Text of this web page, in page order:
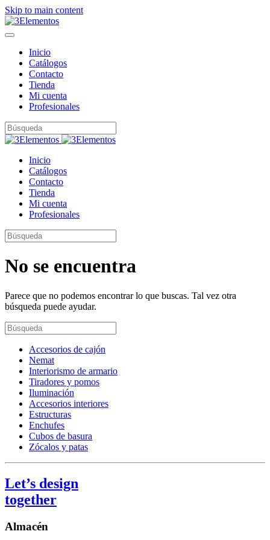
Skip to main content
Inicio
Catálogos
Contacto
Tienda
Mi cuenta
Profesionales
Inicio
Catálogos
Contacto
Tienda
Mi cuenta
Profesionales
No se encuentra
Parece que no podemos encontrar lo que buscas. Tal vez otra
búsqueda puede ayudar.
Accesorios de cajón
Nemat
Interiorismo de armario
Tiradores y pomos
Iluminación
Accesorios interiores
Estructuras
Enchufes
Cubos de basura
Zócalos y patas
Let’s design
together
Almacén